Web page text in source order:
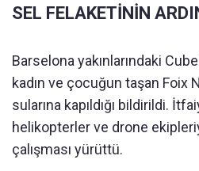
SEL FELAKETİNİN
Barselona yakınlarındaki
kadın ve çocuğun taşan Foix
sularına kapıldığı bildirildi.
helikopterler ve drone
çalışması yürüttü.